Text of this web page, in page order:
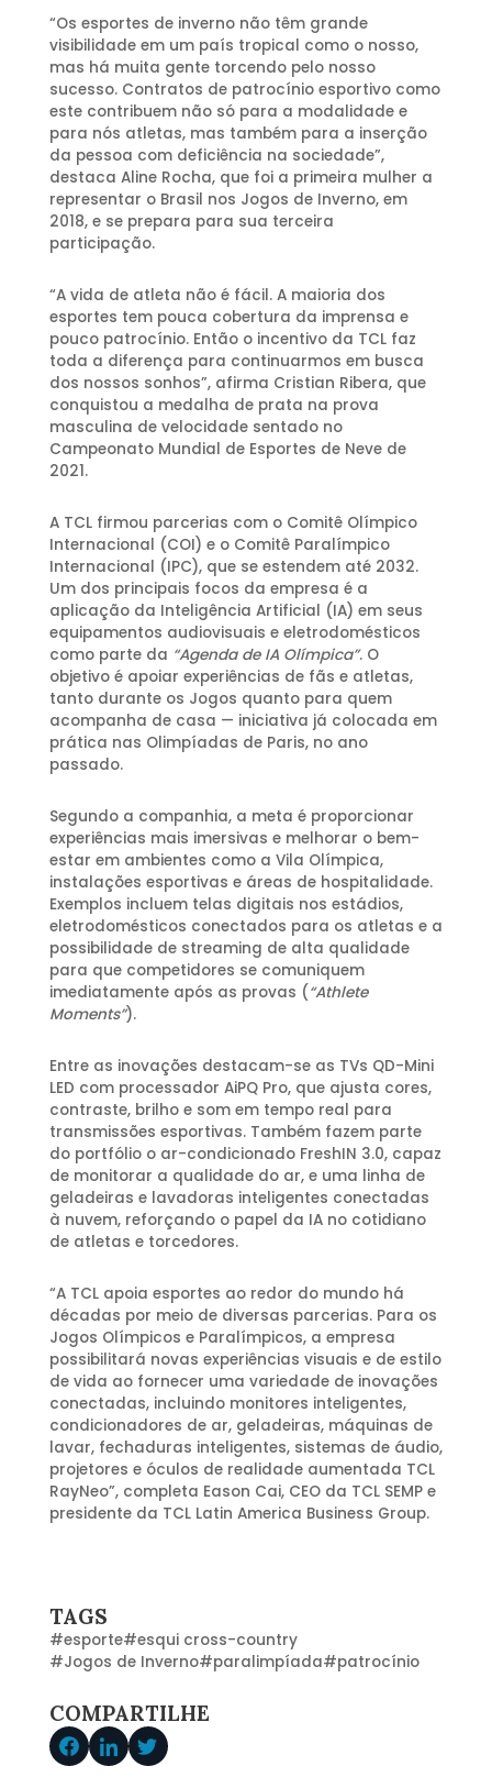
“Os esportes de inverno não têm grande
visibilidade em um país tropical como o nosso,
mas há muita gente torcendo pelo nosso
sucesso. Contratos de patrocínio esportivo como
este contribuem não só para a modalidade e
para nós atletas, mas também para a inserção
da pessoa com deficiência na sociedade”,
destaca Aline Rocha, que foi a primeira mulher a
representar o Brasil nos Jogos de Inverno, em
2018, e se prepara para sua terceira
participação.
“A vida de atleta não é fácil. A maioria dos
esportes tem pouca cobertura da imprensa e
pouco patrocínio. Então o incentivo da TCL faz
toda a diferença para continuarmos em busca
dos nossos sonhos”, afirma Cristian Ribera, que
conquistou a medalha de prata na prova
masculina de velocidade sentado no
Campeonato Mundial de Esportes de Neve de
2021.
A TCL firmou parcerias com o Comitê Olímpico
Internacional (COI) e o Comitê Paralímpico
Internacional (IPC), que se estendem até 2032.
Um dos principais focos da empresa é a
aplicação da Inteligência Artificial (IA) em seus
equipamentos audiovisuais e eletrodomésticos
como parte da “Agenda de IA Olímpica”. O
objetivo é apoiar experiências de fãs e atletas,
tanto durante os Jogos quanto para quem
acompanha de casa — iniciativa já colocada em
prática nas Olimpíadas de Paris, no ano
passado.
Segundo a companhia, a meta é proporcionar
experiências mais imersivas e melhorar o bem-
estar em ambientes como a Vila Olímpica,
instalações esportivas e áreas de hospitalidade.
Exemplos incluem telas digitais nos estádios,
eletrodomésticos conectados para os atletas e a
possibilidade de streaming de alta qualidade
para que competidores se comuniquem
imediatamente após as provas (“Athlete
Moments”).
Entre as inovações destacam-se as TVs QD-Mini
LED com processador AiPQ Pro, que ajusta cores,
contraste, brilho e som em tempo real para
transmissões esportivas. Também fazem parte
do portfólio o ar-condicionado FreshIN 3.0, capaz
de monitorar a qualidade do ar, e uma linha de
geladeiras e lavadoras inteligentes conectadas
à nuvem, reforçando o papel da IA no cotidiano
de atletas e torcedores.
“A TCL apoia esportes ao redor do mundo há
décadas por meio de diversas parcerias. Para os
Jogos Olímpicos e Paralímpicos, a empresa
possibilitará novas experiências visuais e de estilo
de vida ao fornecer uma variedade de inovações
conectadas, incluindo monitores inteligentes,
condicionadores de ar, geladeiras, máquinas de
lavar, fechaduras inteligentes, sistemas de áudio,
projetores e óculos de realidade aumentada TCL
RayNeo”, completa Eason Cai, CEO da TCL SEMP e
presidente da TCL Latin America Business Group.
TAGS
#esporte#esqui cross-country
#Jogos de Inverno#paralimpíada#patrocínio
COMPARTILHE